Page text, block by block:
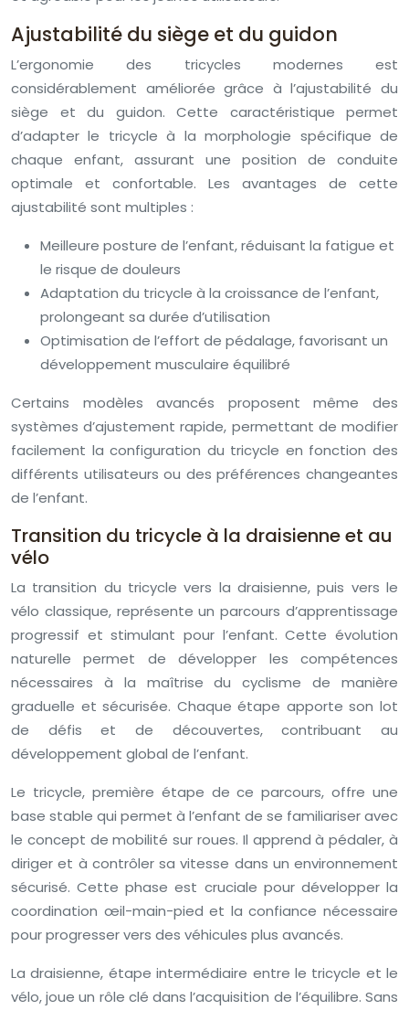
Ajustabilité du siège et du guidon
L’ergonomie des tricycles modernes est
considérablement améliorée grâce à l’ajustabilité du
siège et du guidon. Cette caractéristique permet
d’adapter le tricycle à la morphologie spécifique de
chaque enfant, assurant une position de conduite
optimale et confortable. Les avantages de cette
ajustabilité sont multiples :
Meilleure posture de l’enfant, réduisant la fatigue et
le risque de douleurs
Adaptation du tricycle à la croissance de l’enfant,
prolongeant sa durée d’utilisation
Optimisation de l’effort de pédalage, favorisant un
développement musculaire équilibré
Certains modèles avancés proposent même des
systèmes d’ajustement rapide, permettant de modifier
facilement la configuration du tricycle en fonction des
différents utilisateurs ou des préférences changeantes
de l’enfant.
Transition du tricycle à la draisienne et au
vélo
La transition du tricycle vers la draisienne, puis vers le
vélo classique, représente un parcours d’apprentissage
progressif et stimulant pour l’enfant. Cette évolution
naturelle permet de développer les compétences
nécessaires à la maîtrise du cyclisme de manière
graduelle et sécurisée. Chaque étape apporte son lot
de défis et de découvertes, contribuant au
développement global de l’enfant.
Le tricycle, première étape de ce parcours, offre une
base stable qui permet à l’enfant de se familiariser avec
le concept de mobilité sur roues. Il apprend à pédaler, à
diriger et à contrôler sa vitesse dans un environnement
sécurisé. Cette phase est cruciale pour développer la
coordination œil-main-pied et la confiance nécessaire
pour progresser vers des véhicules plus avancés.
La draisienne, étape intermédiaire entre le tricycle et le
vélo, joue un rôle clé dans l’acquisition de l’équilibre. Sans